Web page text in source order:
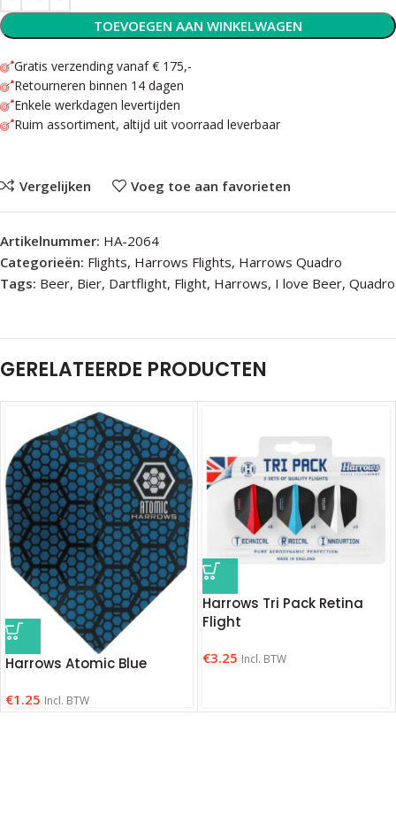
TOEVOEGEN AAN WINKELWAGEN
Gratis verzending vanaf € 175,-
Retourneren binnen 14 dagen
Enkele werkdagen levertijden
Ruim assortiment, altijd uit voorraad leverbaar
Vergelijken Voeg toe aan favorieten
Artikelnummer: HA-2064
Categorieën: Flights, Harrows Flights, Harrows Quadro
Tags: Beer, Bier, Dartflight, Flight, Harrows, I love Beer, Quadro
GERELATEERDE PRODUCTEN
Harrows Atomic Blue
€1.25 Incl. BTW
Harrows Tri Pack Retina
Flight
€3.25 Incl. BTW